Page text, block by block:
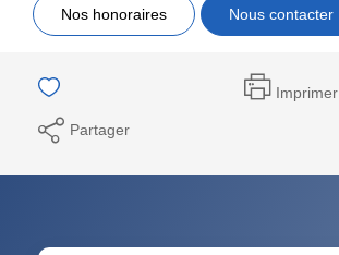
Nos honoraires Nous contacter
Imprimer
Partager